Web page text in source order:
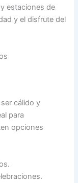
estaciones de
y el disfrute del
cálido y
para
opciones